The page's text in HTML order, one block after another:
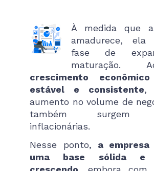
À medida que
amadurece,
fase de
maturação.
crescimento
estável e consistente,
aumento no volume de
também surgem
inflacionárias.
Nesse ponto, a empresa
uma base sólida e